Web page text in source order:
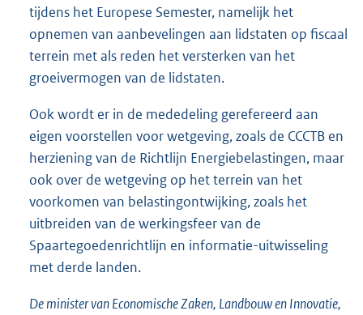
tijdens het Europese Semester, namelijk het
opnemen van aanbevelingen aan lidstaten op fiscaal
terrein met als reden het versterken van het
groeivermogen van de lidstaten.
Ook wordt er in de mededeling gerefereerd aan
eigen voorstellen voor wetgeving, zoals de CCCTB en
herziening van de Richtlijn Energiebelastingen, maar
ook over de wetgeving op het terrein van het
voorkomen van belastingontwijking, zoals het
uitbreiden van de werkingsfeer van de
Spaartegoedenrichtlijn en informatie-uitwisseling
met derde landen.
De minister van Economische Zaken, Landbouw en Innovatie,